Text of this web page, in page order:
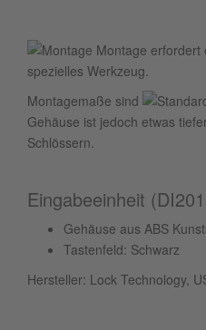
Montage erfordert
spezielles Werkzeug.
Montagemaße sind
Gehäuse ist jedoch etwas
Schlössern.
Eingabeeinheit
Gehäuse aus ABS
Tastenfeld: Schwarz
Hersteller: Lock Technology,